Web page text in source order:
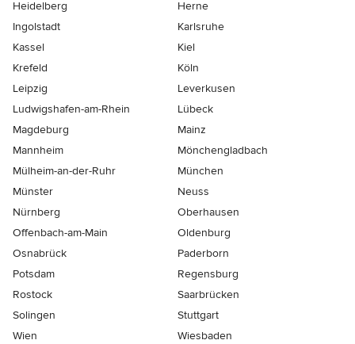
Heidelberg
Herne
Ingolstadt
Karlsruhe
Kassel
Kiel
Krefeld
Köln
Leipzig
Leverkusen
Ludwigshafen-am-Rhein
Lübeck
Magdeburg
Mainz
Mannheim
Mönchen­gladbach
Mülheim-an-der-Ruhr
München
Münster
Neuss
Nürnberg
Oberhausen
Offenbach-am-Main
Oldenburg
Osnabrück
Paderborn
Potsdam
Regensburg
Rostock
Saarbrücken
Solingen
Stuttgart
Wien
Wiesbaden